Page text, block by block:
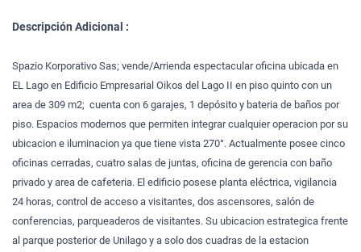
Descripción Adicional :
Spazio Korporativo Sas; vende/Arrienda espectacular oficina ubicada en
EL Lago en Edificio Empresarial Oikos del Lago II en piso quinto con un
area de 309 m2; cuenta con 6 garajes, 1 depósito y bateria de baños por
piso. Espacios modernos que permiten integrar cualquier operacion por su
ubicacion e iluminacion ya que tiene vista 270°. Actualmente posee cinco
oficinas cerradas, cuatro salas de juntas, oficina de gerencia con baño
privado y area de cafeteria. El edificio posese planta eléctrica, vigilancia
24 horas, control de acceso a visitantes, dos ascensores, salón de
conferencias, parqueaderos de visitantes. Su ubicacion estrategica frente
al parque posterior de Unilago y a solo dos cuadras de la estacion